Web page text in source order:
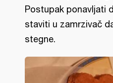
Postupak ponavljati
staviti u zamrzivač
stegne.